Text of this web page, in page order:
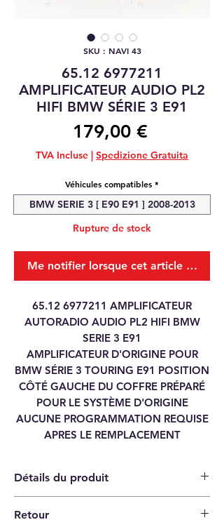
SKU : NAVI 43
65.12 6977211
AMPLIFICATEUR AUDIO PL2
HIFI BMW SÉRIE 3 E91
179,00 €
TVA Incluse | Spedizione Gratuita
Véhicules compatibles *
BMW SERIE 3 [ E90 E91 ] 2008-2013
Rupture de stock
Me notifier lorsque cet article est
65.12 6977211 AMPLIFICATEUR
AUTORADIO AUDIO PL2 HIFI BMW
SERIE 3 E91
AMPLIFICATEUR D'ORIGINE POUR
BMW SÉRIE 3 TOURING E91 POSITION
CÔTÉ GAUCHE DU COFFRE PRÉPARÉ
POUR LE SYSTÈME D'ORIGINE
AUCUNE PROGRAMMATION REQUISE
APRES LE REMPLACEMENT
Détails du produit
Retour